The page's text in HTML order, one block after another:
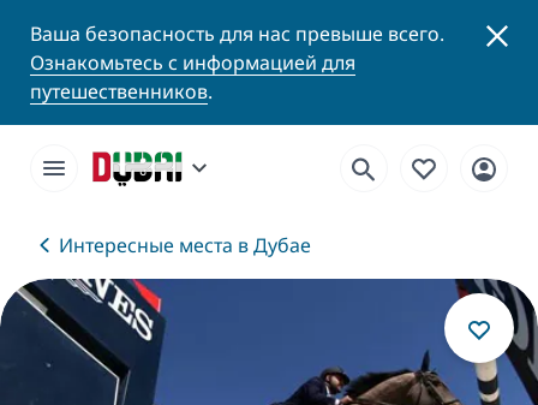
Ваша безопасность для нас превыше всего.
Ознакомьтесь с информацией для
путешественников.
Интересные места в Дубае